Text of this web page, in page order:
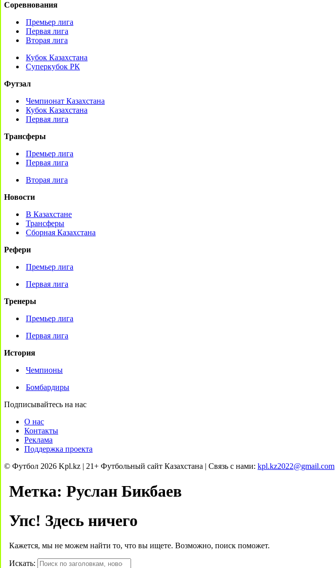
Соревнования
Премьер лига
Первая лига
Вторая лига
Кубок Казахстана
Суперкубок РК
Футзал
Чемпионат Казахстана
Кубок Казахстана
Первая лига
Трансферы
Премьер лига
Первая лига
Вторая лига
Новости
В Казахстане
Трансферы
Сборная Казахстана
Рефери
Премьер лига
Первая лига
Тренеры
Премьер лига
Первая лига
История
Чемпионы
Бомбардиры
Подписывайтесь на нас
О нас
Контакты
Реклама
Поддержка проекта
© Футбол 2026 Kpl.kz | 21+ Футбольный сайт Казахстана | Связь с нами: kpl.kz2022@gmail.com
Метка: Руслан Бикбаев
Упс! Здесь ничего
Кажется, мы не можем найти то, что вы ищете. Возможно, поиск поможет.
Искать: